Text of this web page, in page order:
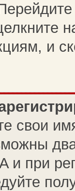
и
свои
и при